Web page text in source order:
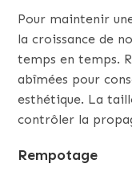
Pour maintenir
la croissance de
temps en temps.
abîmées pour
esthétique. La
contrôler la
Rempotage